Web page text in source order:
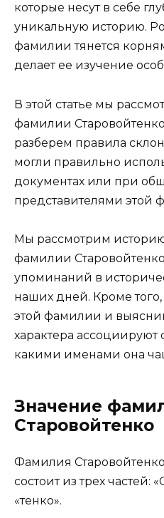
которые несут в себе
уникальную историю.
фамилии тянется
делает ее изучение
В этой статье мы
фамилии
разберем правила
могли правильно
документах или при
представителями этой
Мы рассмотрим
фамилии
упоминаний в
наших дней. Кроме
этой фамилии и
характера
какими именами она
Значение
Старовойтенко
Фамилия
состоит из трех частей:
«тенко».